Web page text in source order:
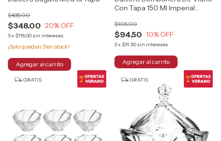
$348.00
$435.00
20% OFF
3x $116.00 sin intereses
¡Solo quedan 3en stock!
Con Tapa 150 Ml Imperial
$94.50
$105.00
10% OFF
3x $31.50 sin intereses
GRATIS GRATIS